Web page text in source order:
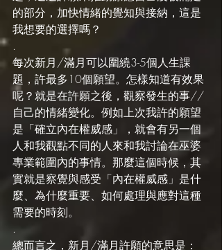
的部分，加快情緒的覺知與接納，這是
我想要的選擇嗎？
.
每次新月/滿月可以圍繞3-5個人生課
題，許最多10個願望。怎樣知道有效果
呢？就是在許願之後，觀察發生的事//
自己的情緒變化。例如上次我許的願望
是「確立內在權威感」，就會有另一個
人和我觀點不同的人來和我討論在巫婆
專業範圍內的事情。那麼這個時候，其
實就是察覺與感受「內在權威感」是什
麼、為什麼重要、如何處理與應對這種
需要的時刻。
.
總而言之，新月/滿月許願的意思是：